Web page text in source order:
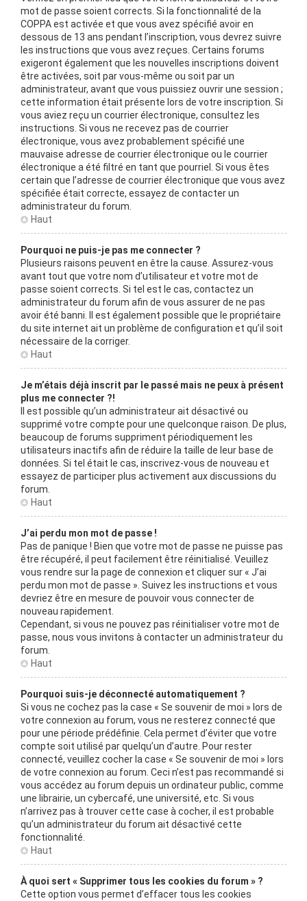
mot de passe soient corrects. Si la fonctionnalité de la
COPPA est activée et que vous avez spécifié avoir en
dessous de 13 ans pendant l’inscription, vous devrez suivre
les instructions que vous avez reçues. Certains forums
exigeront également que les nouvelles inscriptions doivent
être activées, soit par vous-même ou soit par un
administrateur, avant que vous puissiez ouvrir une session ;
cette information était présente lors de votre inscription. Si
vous aviez reçu un courrier électronique, consultez les
instructions. Si vous ne recevez pas de courrier
électronique, vous avez probablement spécifié une
mauvaise adresse de courrier électronique ou le courrier
électronique a été filtré en tant que pourriel. Si vous êtes
certain que l’adresse de courrier électronique que vous avez
spécifiée était correcte, essayez de contacter un
administrateur du forum.
Haut
Pourquoi ne puis-je pas me connecter ?
Plusieurs raisons peuvent en être la cause. Assurez-vous
avant tout que votre nom d’utilisateur et votre mot de
passe soient corrects. Si tel est le cas, contactez un
administrateur du forum afin de vous assurer de ne pas
avoir été banni. Il est également possible que le propriétaire
du site internet ait un problème de configuration et qu’il soit
nécessaire de la corriger.
Haut
Je m’étais déjà inscrit par le passé mais ne peux à présent
plus me connecter ?!
Il est possible qu’un administrateur ait désactivé ou
supprimé votre compte pour une quelconque raison. De plus,
beaucoup de forums suppriment périodiquement les
utilisateurs inactifs afin de réduire la taille de leur base de
données. Si tel était le cas, inscrivez-vous de nouveau et
essayez de participer plus activement aux discussions du
forum.
Haut
J’ai perdu mon mot de passe !
Pas de panique ! Bien que votre mot de passe ne puisse pas
être récupéré, il peut facilement être réinitialisé. Veuillez
vous rendre sur la page de connexion et cliquer sur « J’ai
perdu mon mot de passe ». Suivez les instructions et vous
devriez être en mesure de pouvoir vous connecter de
nouveau rapidement.
Cependant, si vous ne pouvez pas réinitialiser votre mot de
passe, nous vous invitons à contacter un administrateur du
forum.
Haut
Pourquoi suis-je déconnecté automatiquement ?
Si vous ne cochez pas la case « Se souvenir de moi » lors de
votre connexion au forum, vous ne resterez connecté que
pour une période prédéfinie. Cela permet d’éviter que votre
compte soit utilisé par quelqu’un d’autre. Pour rester
connecté, veuillez cocher la case « Se souvenir de moi » lors
de votre connexion au forum. Ceci n’est pas recommandé si
vous accédez au forum depuis un ordinateur public, comme
une librairie, un cybercafé, une université, etc. Si vous
n’arrivez pas à trouver cette case à cocher, il est probable
qu’un administrateur du forum ait désactivé cette
fonctionnalité.
Haut
À quoi sert « Supprimer tous les cookies du forum » ?
Cette option vous permet d’effacer tous les cookies